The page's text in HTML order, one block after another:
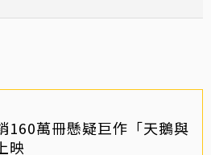
160萬冊懸疑巨作「天鵝與
映